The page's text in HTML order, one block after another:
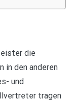
die
in den anderen
und
tragen